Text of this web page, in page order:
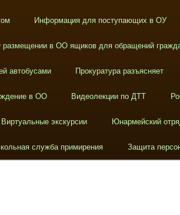
Информация для поступающих в ОУ
размещении в ОО ящиков для обращений
автобусами Прокуратура разъясняет
в ОО Видеолекции по ДТТ
Виртуальные экскурсии Юнармейский
служба примирения Защита